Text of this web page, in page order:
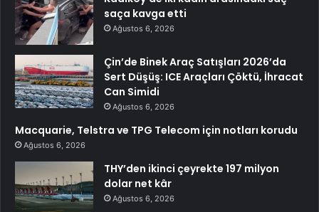
saça kavga etti
Ağustos 6, 2026
Çin’de Binek Araç Satışları 2026’da
Sert Düşüş: ICE Araçları Çöktü, İhracat
Can Simidi
Ağustos 6, 2026
Macquarie, Telstra ve TPG Telecom için notları korudu
Ağustos 6, 2026
THY’den ikinci çeyrekte 197 milyon
dolar net kâr
Ağustos 6, 2026